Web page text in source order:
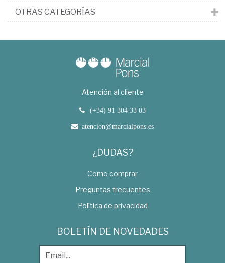
OTRAS CATEGORÍAS
Atención al cliente
(+34) 91 304 33 03
atencion@marcialpons.es
¿DUDAS?
Como comprar
Preguntas frecuentes
Política de privacidad
BOLETÍN DE NOVEDADES